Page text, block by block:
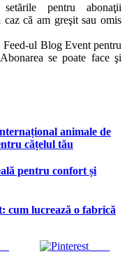
pentru abonaţii
că am greşit sau omis
Feed-ul Blog Event pentru
se poate face şi
animale de
cățelul tău
pentru confort și
cum lucrează o fabrică
Save